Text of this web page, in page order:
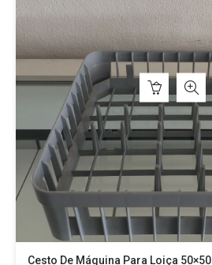
Cesto De Máquina Para Loiça 50×50